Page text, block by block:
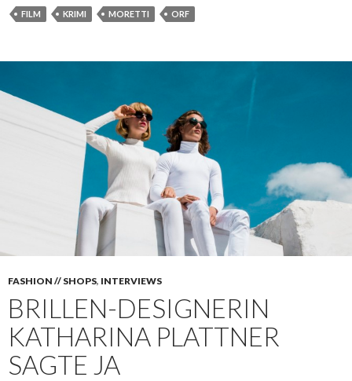
FILM KRIMI MORETTI ORF
FASHION // SHOPS, INTERVIEWS
BRILLEN-DESIGNERIN
KATHARINA PLATTNER
SAGTE JA